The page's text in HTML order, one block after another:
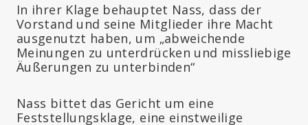
In ihrer Klage behauptet Nass, dass der
Vorstand und seine Mitglieder ihre Macht
ausgenutzt haben, um „abweichende
Meinungen zu unterdrücken und missliebige
Äußerungen zu unterbinden“
Nass bittet das Gericht um eine
Feststellungsklage, eine einstweilige